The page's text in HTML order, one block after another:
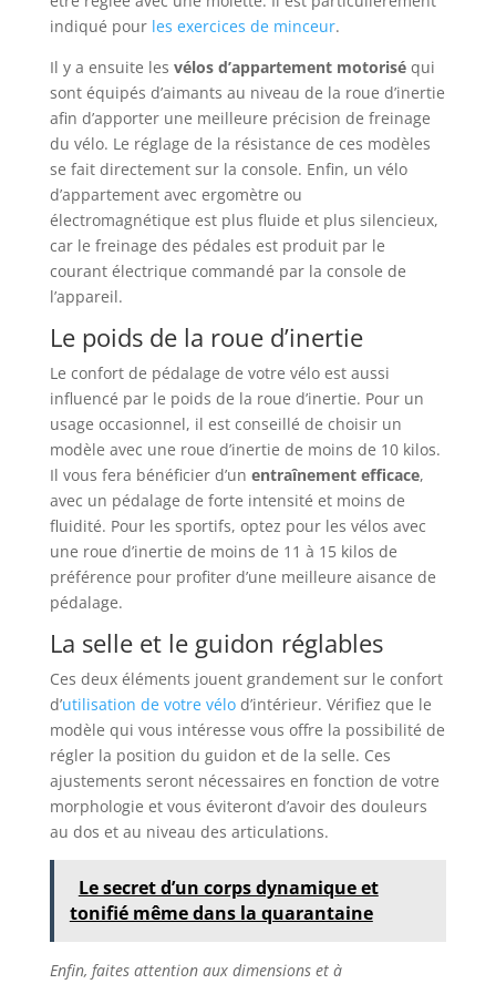
indiqué pour les exercices de minceur.
Il y a ensuite les vélos d’appartement motoriséqui
sont équipés d’aimants au niveau de la roue d’inertie
afin d’apporter une meilleure précision de freinage
du vélo. Le réglage de la résistance de ces modèles
se fait directement sur la console. Enfin, un vélo
d’appartement avec ergomètre ou
électromagnétique est plus fluide et plus silencieux,
car le freinage des pédales est produit par le
courant électrique commandé par la console de
l’appareil.
Le poids de la roue d’inertie
Le confort de pédalage de votre vélo est aussi
influencé par le poids de la roue d’inertie. Pour un
usage occasionnel, il est conseillé de choisir un
modèle avec une roue d’inertie de moins de 10 kilos.
Il vous fera bénéficier d’un entraînement efficace,
avec un pédalage de forte intensité et moins de
fluidité. Pour les sportifs, optez pour les vélos avec
une roue d’inertie de moins de 11 à 15 kilos de
préférence pour profiter d’une meilleure aisance de
pédalage.
La selle et le guidon réglables
Ces deux éléments jouent grandement sur le confort
d’utilisation de votre vélod’intérieur. Vérifiez que le
modèle qui vous intéresse vous offre la possibilité de
régler la position du guidon et de la selle. Ces
ajustements seront nécessaires en fonction de votre
morphologie et vous éviteront d’avoir des douleurs
au dos et au niveau des articulations.
Le secret d’un corps dynamique et
tonifié même dans la quarantaine
Enfin, faites attention aux dimensions et à